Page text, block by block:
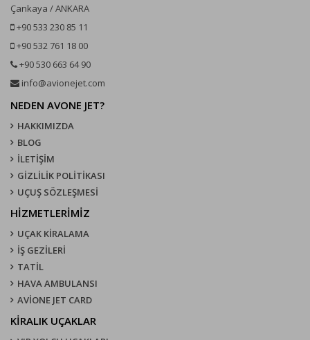
Çankaya / ANKARA
+90 533 230 85 11
+90 532 761 18 00
+90 530 663 64 90
info@avionejet.com
NEDEN AVONE JET?
HAKKIMIZDA
BLOG
İLETİŞİM
GİZLİLİK POLİTİKASI
UÇUŞ SÖZLEŞMESI
HİZMETLERİMİZ
UÇAK KIRALAMA
İŞ GEZİLERİ
TATİL
HAVA AMBULANSI
AVİONE JET CARD
KIRALIK UÇAKLAR